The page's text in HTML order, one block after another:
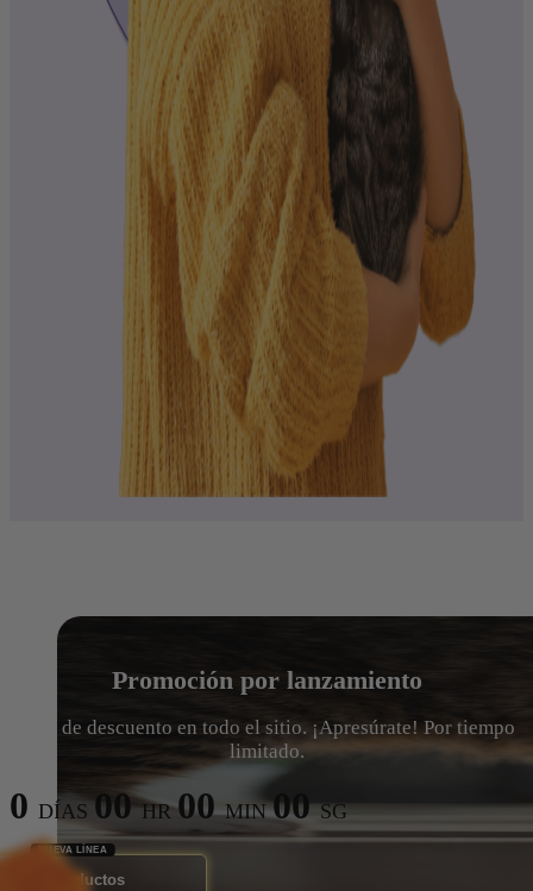
Promoción por lanzamiento
15% de descuento en todo el sitio. ¡Apresúrate! Por tiempo
limitado.
0 DÍAS 00HR00MIN00SG
Ver Productos